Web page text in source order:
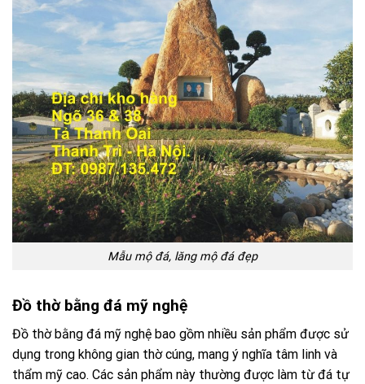
Mẫu mộ đá, lăng mộ đá đẹp
Đồ thờ bằng đá mỹ nghệ
Đồ thờ bằng đá mỹ nghệ bao gồm nhiều sản phẩm được sử
dụng trong không gian thờ cúng, mang ý nghĩa tâm linh và
thẩm mỹ cao. Các sản phẩm này thường được làm từ đá tự